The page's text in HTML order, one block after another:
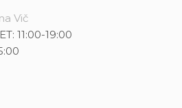
Vič
11:00-19:00